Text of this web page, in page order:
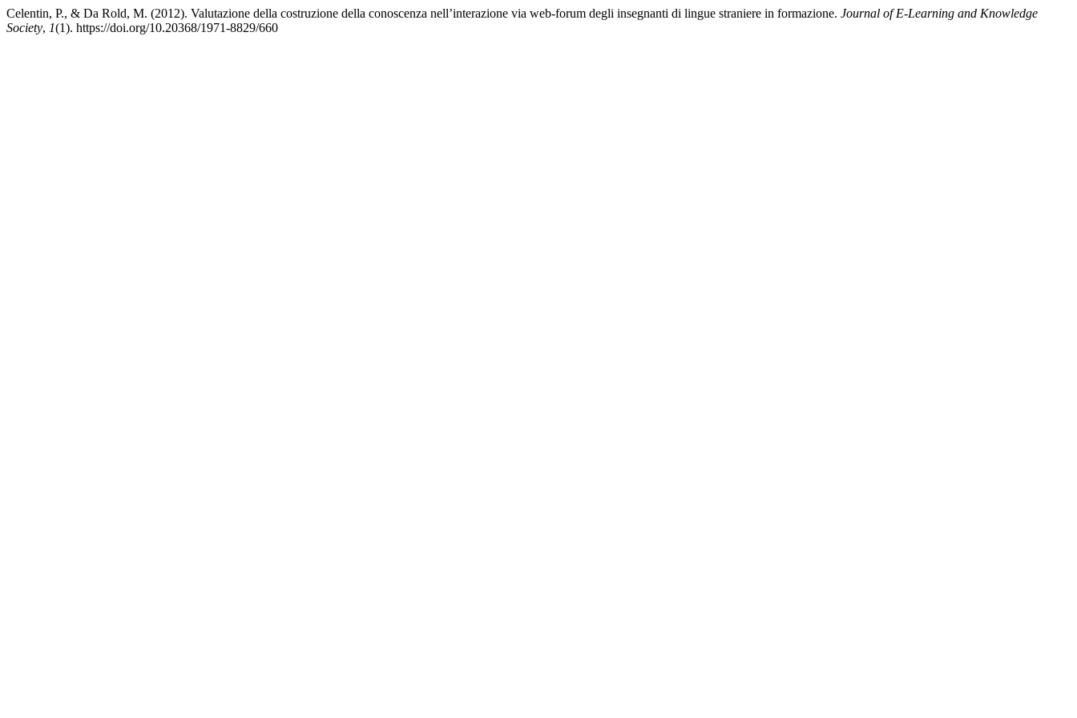
Celentin, P., & Da Rold, M. (2012). Valutazione della costruzione della conoscenza nell’interazione via web-forum degli insegnanti di lingue straniere in formazione. Journal of E-Learning and Knowledge
Society, 1(1). https://doi.org/10.20368/1971-8829/660